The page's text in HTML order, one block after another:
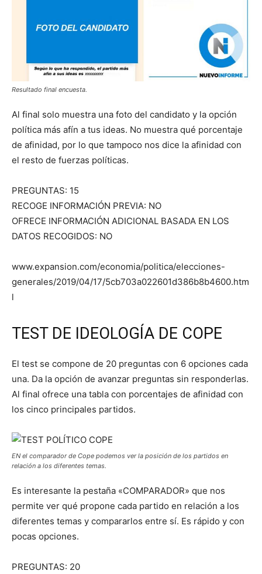
Resultado final encuesta.
Al final solo muestra una foto del candidato y la opción
política más afín a tus ideas. No muestra qué porcentaje
de afinidad, por lo que tampoco nos dice la afinidad con
el resto de fuerzas políticas.
PREGUNTAS: 15
RECOGE INFORMACIÓN PREVIA: NO
OFRECE INFORMACIÓN ADICIONAL BASADA EN LOS
DATOS RECOGIDOS: NO
www.expansion.com/economia/politica/elecciones-
generales/2019/04/17/5cb703a022601d386b8b4600.htm
l
TEST DE IDEOLOGÍA DE COPE
El test se compone de 20 preguntas con 6 opciones cada
una. Da la opción de avanzar preguntas sin responderlas.
Al final ofrece una tabla con porcentajes de afinidad con
los cinco principales partidos.
EN el comparador de Cope podemos ver la posición de los partidos en
relación a los diferentes temas.
Es interesante la pestaña «COMPARADOR» que nos
permite ver qué propone cada partido en relación a los
diferentes temas y compararlos entre sí. Es rápido y con
pocas opciones.
PREGUNTAS: 20